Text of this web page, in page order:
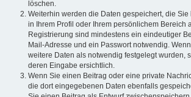
löschen.
Weiterhin werden die Daten gespeichert, die
in Ihrem Profil oder Ihrem persönlichem Bereich
Registrierung sind mindestens ein eindeutiger
Mail-Adresse und ein Passwort notwendig.
weitere Daten als notwendig festgelegt wurden,
deren Eingabe ersichtlich.
Wenn Sie einen Beitrag oder eine private
die dort eingegebenen Daten ebenfalls